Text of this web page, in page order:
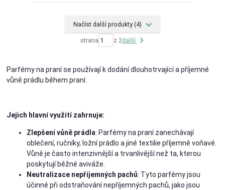
Načíst další produkty (4)
strana z 2další
Parfémy na praní se používají k dodání dlouhotrvající a příjemné
vůně prádlu během praní.
Jejich hlavní využití zahrnuje:
Zlepšení vůně prádla: Parfémy na praní zanechávají
oblečení, ručníky, ložní prádlo a jiné textilie příjemně voňavé.
Vůně je často intenzivnější a trvanlivější než ta, kterou
poskytují běžné aviváže.
Neutralizace nepříjemných pachů: Tyto parfémy jsou
účinné při odstraňování nepříjemných pachů, jako jsou